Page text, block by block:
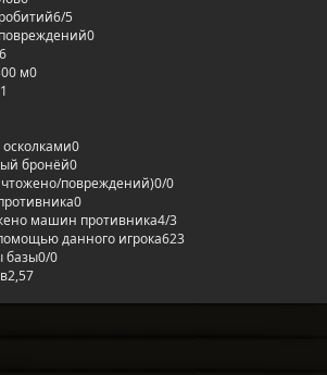
6/5
0
м0
1
0
бронёй0
повреждений)0/0
0
машин противника4/3
данного игрока623
базы0/0
2,57